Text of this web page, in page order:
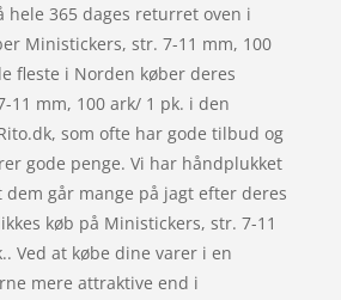
hele 365 dages returret oven i
Ministickers, str. 7-11 mm, 100
fleste i Norden køber deres
11 mm, 100 ark/ 1 pk. i den
som ofte har gode tilbud og
gode penge. Vi har håndplukket
går mange på jagt efter deres
køb på Ministickers, str. 7-11
Ved at købe dine varer i en
mere attraktive end i